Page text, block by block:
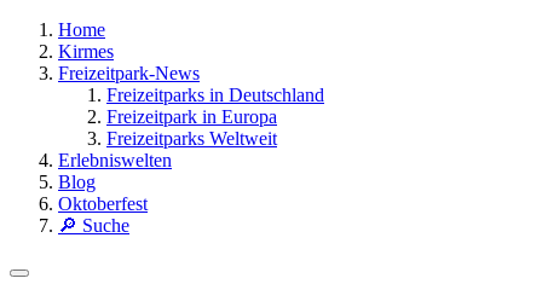
Home
Kirmes
Freizeitpark-News
Freizeitparks in Deutschland
Freizeitpark in Europa
Freizeitparks Weltweit
Erlebniswelten
Blog
Oktoberfest
🔎 Suche